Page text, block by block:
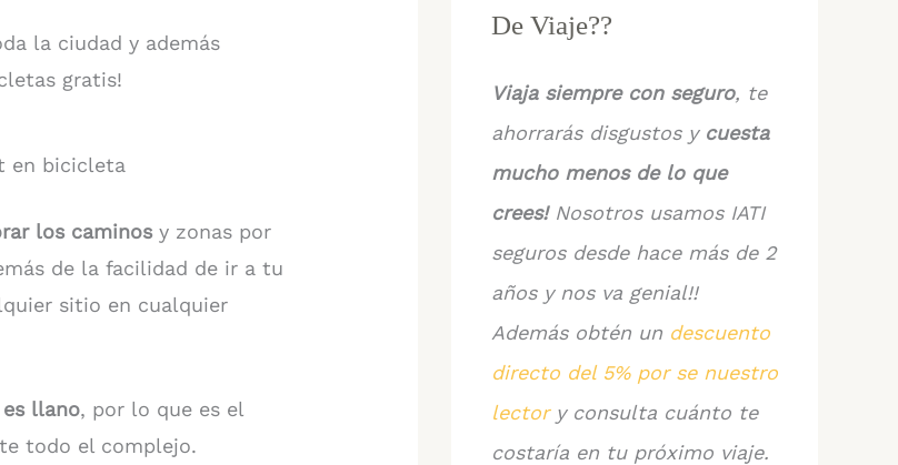
la ciudad y además
gratis!
en bicicleta
los caminosy zonas por
de la facilidad de ir a tu
sitio en cualquier
llano, por lo que es el
todo el complejo.
De Viaje??
Viaja siempre con seguro, te
ahorrarás disgustos y cuesta
mucho menos de lo que
crees!Nosotros usamos IATI
seguros desde hace más de 2
años y nos va genial!!
Además obtén un descuento
directo del 5% por se nuestro
lectory consulta cuánto te
costaría en tu próximo viaje.